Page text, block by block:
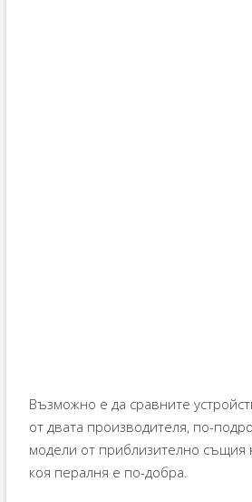
Възможно е да сравните
от двата производителя, по-
модели от приблизително същия
коя пералня е по-добра.